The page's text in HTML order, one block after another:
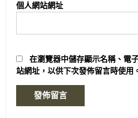
個人網站網址
在瀏覽器中儲存顯示名稱、電
站網址，以供下次發佈留言時使用